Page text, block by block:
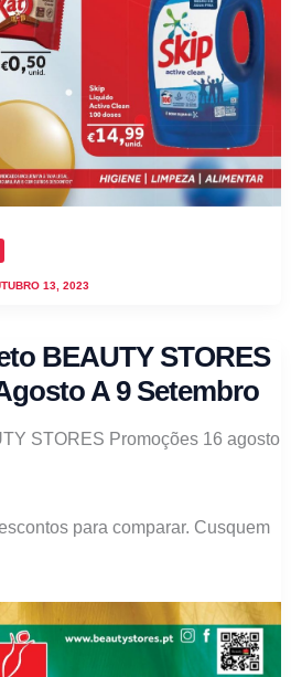
13, 2023
BEAUTY STORES
A 9 Setembro
STORES Promoções 16 agosto
para comparar. Cusquem